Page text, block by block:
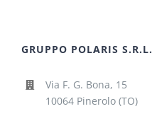
GRUPPO POLARIS S.R.L.
Via F. G. Bona, 15
10064 Pinerolo (TO)